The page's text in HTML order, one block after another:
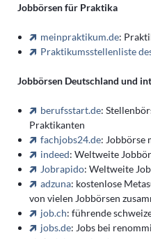
Jobbörsen für Praktika
meinpraktikum.de:
Praktikumsstellenliste
Jobbörsen Deutschland und
berufsstart.de:
Praktikanten
fachjobs24.de: Jobbörse
indeed: Weltweite
Jobrapido: Weltweite
adzuna: kostenlose
von vielen Jobbörsen
job.ch: führende
jobs.de: Jobs bei